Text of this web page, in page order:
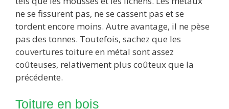
ne se fissurent pas, ne se cassent pas et se
tordent encore moins. Autre avantage, il ne pèse
pas des tonnes. Toutefois, sachez que les
couvertures toiture en métal sont assez
coûteuses, relativement plus coûteux que la
précédente.
Toiture en bois